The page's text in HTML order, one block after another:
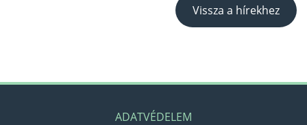
Vissza a hírekhez
ADATVÉDELEM